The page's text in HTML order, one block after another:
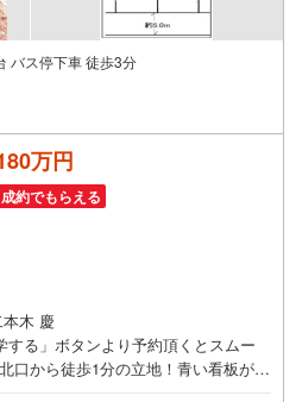
バス停下車 徒歩3分
万円
成約でもらえる
本木 慶
する」ボタンより予約頂くとスムー
口から徒歩1分の立地！青い看板が目